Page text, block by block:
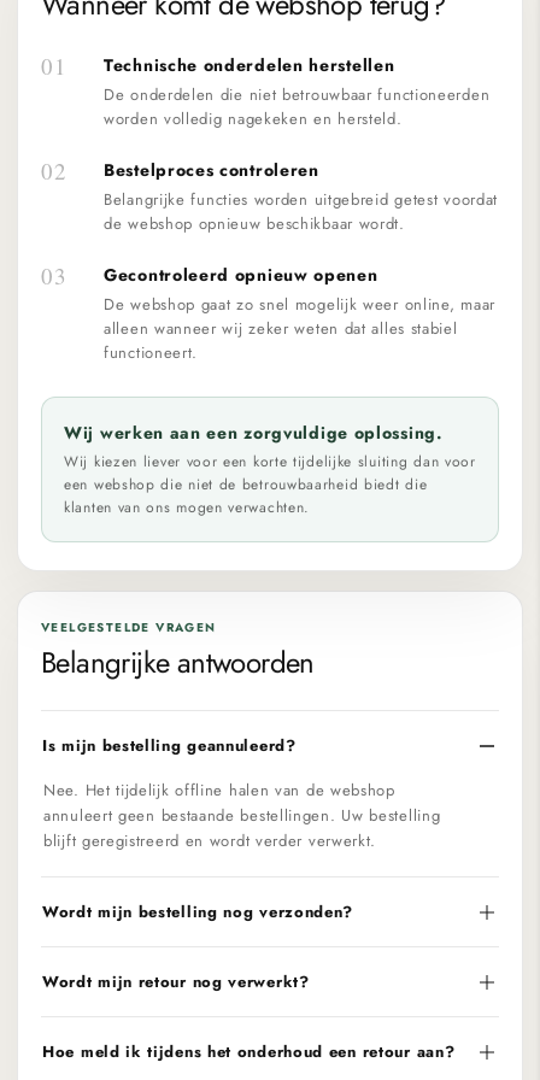
01 Technische onderdelen herstellen
De onderdelen die niet betrouwbaar functioneerden
worden volledig nagekeken en hersteld.
02 Bestelproces controleren
Belangrijke functies worden uitgebreid getest voordat
de webshop opnieuw beschikbaar wordt.
03 Gecontroleerd opnieuw openen
De webshop gaat zo snel mogelijk weer online, maar
alleen wanneer wij zeker weten dat alles stabiel
functioneert.
Wij werken aan een zorgvuldige oplossing.
Wij kiezen liever voor een korte tijdelijke sluiting dan voor
een webshop die niet de betrouwbaarheid biedt die
klanten van ons mogen verwachten.
VEELGESTELDE VRAGEN
Belangrijke antwoorden
Is mijn bestelling geannuleerd?
Nee. Het tijdelijk offline halen van de webshop
annuleert geen bestaande bestellingen. Uw bestelling
blijft geregistreerd en wordt verder verwerkt.
Wordt mijn bestelling nog verzonden?
Wordt mijn retour nog verwerkt?
Hoe meld ik tijdens het onderhoud een retour aan?